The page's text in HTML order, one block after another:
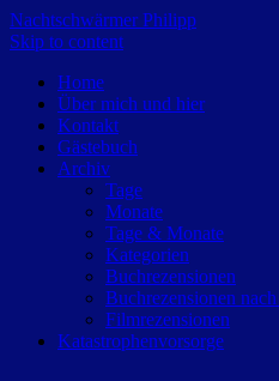
Nachtschwärmer Philipp
Skip to content
Home
Über mich und hier
Kontakt
Gästebuch
Archiv
Tage
Monate
Tage & Monate
Kategorien
Buchrezensionen
Buchrezensionen
Filmrezensionen
Katastrophenvorsorge